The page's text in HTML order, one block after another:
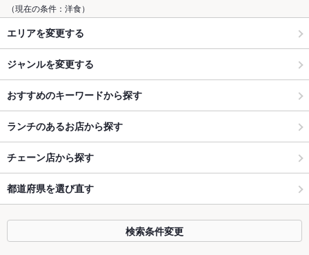
（現在の条件：洋食）
エリアを変更する
ジャンルを変更する
おすすめのキーワードから探す
ランチのあるお店から探す
チェーン店から探す
都道府県を選び直す
検索条件変更